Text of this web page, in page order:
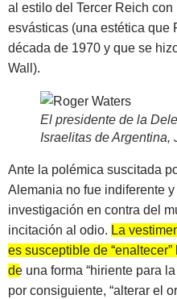
al estilo del Tercer Reich
esvásticas (una estética que
década de 1970 y que se
Wall).
El presidente de la
Israelitas de Argentina,
Ante la polémica suscitada
Alemania no fue indiferente
investigación en contra del
incitación al odio. La
es susceptible de
de una forma “hiriente para
por consiguiente, “alterar el